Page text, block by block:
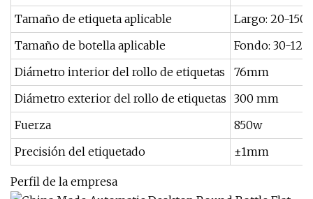
Tamaño de etiqueta aplicable
Largo: 20-
Tamaño de botella aplicable
Fondo: 30-
Diámetro interior del rollo de etiquetas
76mm
Diámetro exterior del rollo de etiquetas 300 mm
Fuerza
850w
Precisión del etiquetado
±1mm
Perfil de la empresa